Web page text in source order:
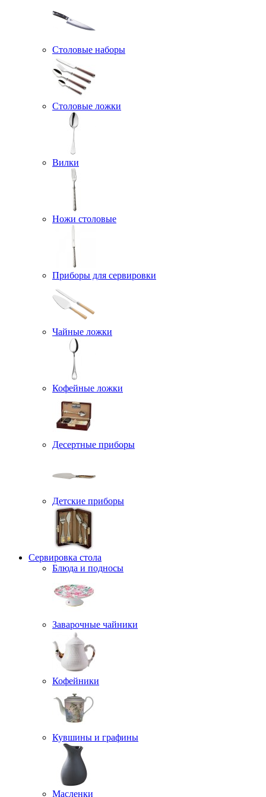
Столовые наборы
Столовые ложки
Вилки
Ножи столовые
Приборы для сервировки
Чайные ложки
Кофейные ложки
Десертные приборы
Детские приборы
Сервировка стола
Блюда и подносы
Заварочные чайники
Кофейники
Кувшины и графины
Масленки